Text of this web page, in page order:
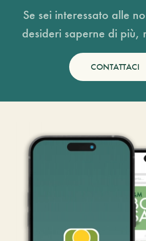
Se sei interessato alle
desideri saperne di più,
CONTATTACI